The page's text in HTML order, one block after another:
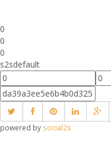
0
0
0
s2sdefault
powered by social2s